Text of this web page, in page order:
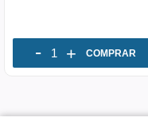
- + COMPRAR